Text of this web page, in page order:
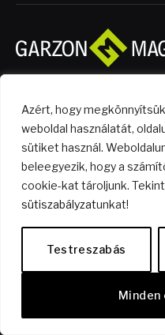
Azért, hogy
weboldal használatát,
sütiket használ.
beleegyezik, hogy a
cookie-kat tároljunk.
sütiszabályzatunkat!
Testreszabás
Minden
hozd ki belőle a legtöbbet!
és életet segítő
trükkökkel.
Találj ránk a közösségi
(Twitter)
NÉPSZERŰ CIKKEK